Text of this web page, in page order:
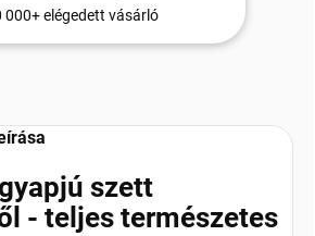
000+ elégedett vásárló
szett
- teljes természetes